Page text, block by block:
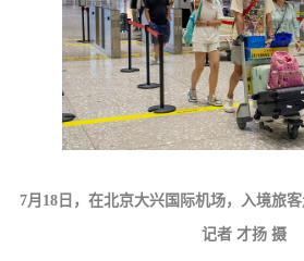
7月18日，在北京大兴国际机场，入境旅
记者 才扬 摄